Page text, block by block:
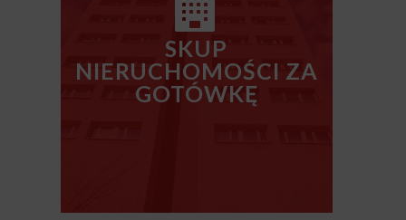
SKUP
NIERUCHOMOŚCI ZA
GOTÓWKĘ